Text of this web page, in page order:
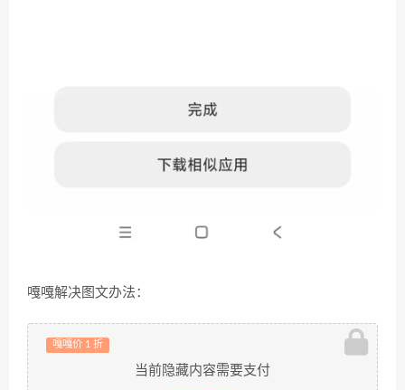
嘎嘎解决图文办法：
嘎嘎价 1 折
当前隐藏内容需要支付